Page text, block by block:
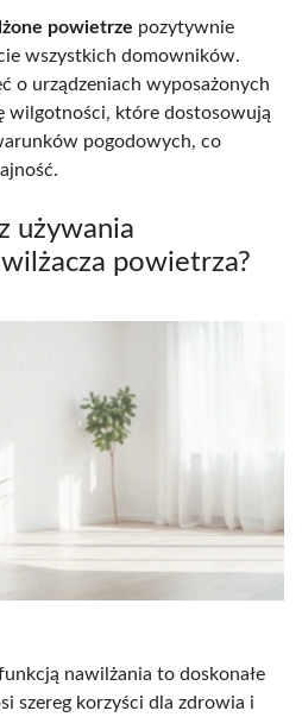
powietrze pozytywnie
wszystkich domowników.
o urządzeniach wyposażonych
wilgotności, które dostosowują
pogodowych, co
używania
powietrza?
nawilżania to doskonałe
szereg korzyści dla zdrowia i